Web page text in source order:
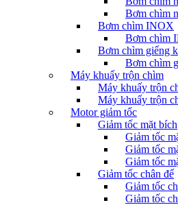
Bơm chìm
Bơm chìm INOX
Bơm chìm
Bơm chìm giếng
Bơm chìm
Máy khuấy trộn chìm
Máy khuấy trộn
Máy khuấy trộn
Motor giảm tốc
Giảm tốc mặt bích
Giảm tốc
Giảm tốc
Giảm tốc
Giảm tốc chân đế
Giảm tốc
Giảm tốc